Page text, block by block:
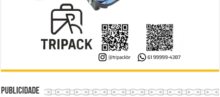
Publicidade